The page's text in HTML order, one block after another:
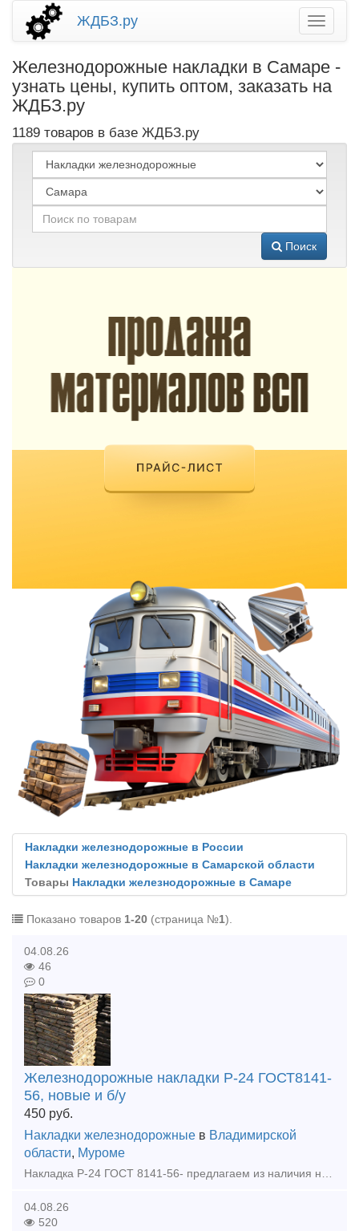
ЖДБЗ.ру
Железнодорожные накладки в Самаре -
узнать цены, купить оптом, заказать на
ЖДБЗ.ру
1189 товаров в базе ЖДБЗ.ру
Поиск
Накладки железнодорожные в России
Накладки железнодорожные в Самарской области
Товары Накладки железнодорожные в Самаре
Показано товаров 1-20 (страница №1).
04.08.26
46
0
Железнодорожные накладки Р-24 ГОСТ8141-
56, новые и б/у
450 руб.
Накладки железнодорожные в Владимирской
области, Муроме
Накладка Р-24 ГОСТ 8141-56- предлагаем из наличия на нашем складе, новая, бу, гарантия качества, оперативная отгрузка. Оплата: наличными, безналичным расчетом, банковской картой. Скидки от выбора о
04.08.26
520